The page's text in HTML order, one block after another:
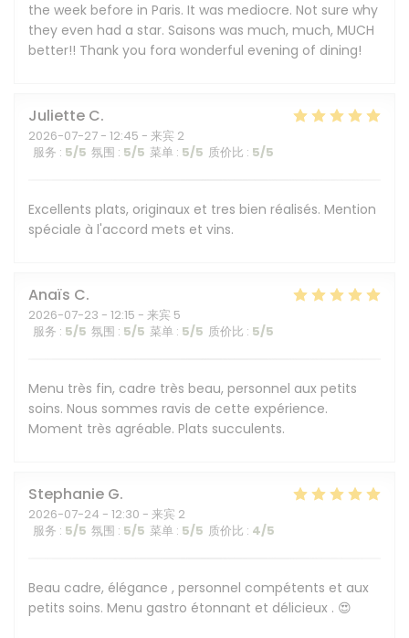
the week before in Paris. It was mediocre. Not sure why
they even had a star. Saisons was much, much, MUCH
better!! Thank you fora wonderful evening of dining!
Juliette C
2026-07-27 - 12:45 - 来宾 2
服务 : 5/5 氛围 : 5/5 菜单 : 5/5 质价比 : 5/5
Excellents plats, originaux et tres bien réalisés. Mention
spéciale à l'accord mets et vins.
Anaïs C
2026-07-23 - 12:15 - 来宾 5
服务 : 5/5 氛围 : 5/5 菜单 : 5/5 质价比 : 5/5
Menu très fin, cadre très beau, personnel aux petits
soins. Nous sommes ravis de cette expérience.
Moment très agréable. Plats succulents.
Stephanie G
2026-07-24 - 12:30 - 来宾 2
服务 : 5/5 氛围 : 5/5 菜单 : 5/5 质价比 : 4/5
Beau cadre, élégance , personnel compétents et aux
petits soins. Menu gastro étonnant et délicieux . 😍